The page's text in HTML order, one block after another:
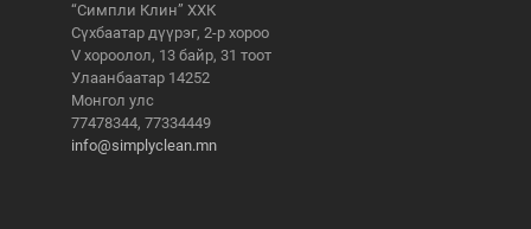
“Симпли Клин” ХХК
Сүхбаатар дүүрэг, 2-р хороо
V хороолол, 13 байр, 31 тоот
Улаанбаатар 14252
Монгол улс
77478344, 77334449
info@simplyclean.mn